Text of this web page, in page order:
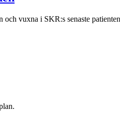
vuxna i SKR:s senaste